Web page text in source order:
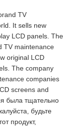
TV
It sells new
LCD panels. The
TV maintenance
original LCD
The company
companies
screens and
была тщательно
будьте
продукт,